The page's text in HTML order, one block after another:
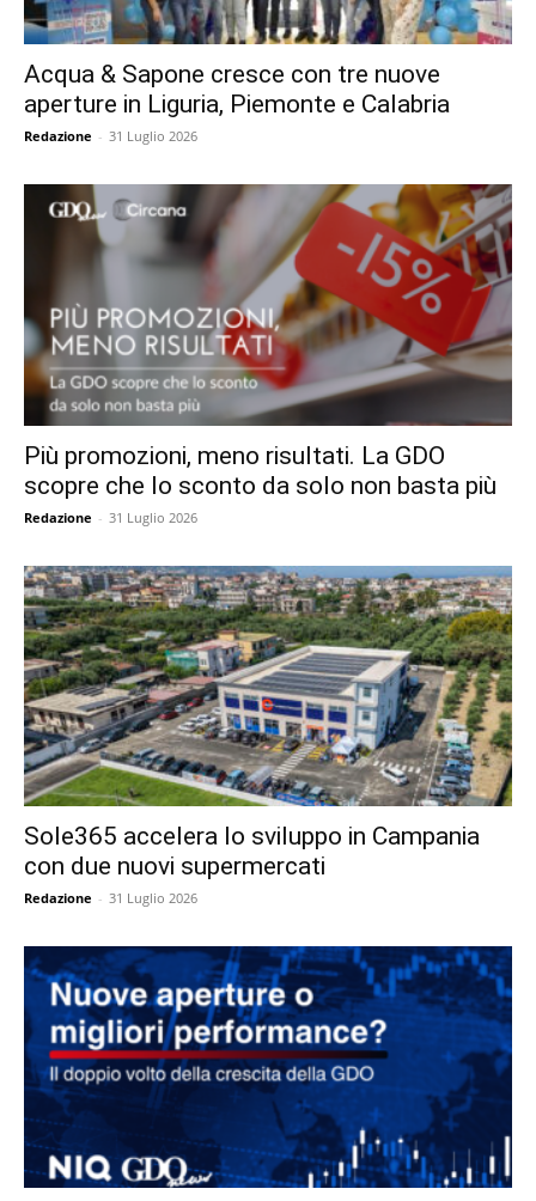
Acqua & Sapone cresce con tre nuove
aperture in Liguria, Piemonte e Calabria
Redazione - 31 Luglio 2026
Più promozioni, meno risultati. La GDO
scopre che lo sconto da solo non basta più
Redazione - 31 Luglio 2026
Sole365 accelera lo sviluppo in Campania
con due nuovi supermercati
Redazione - 31 Luglio 2026